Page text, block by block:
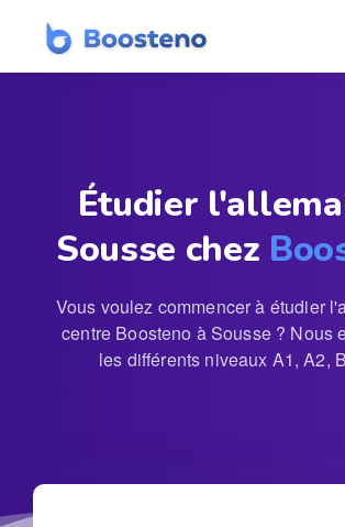
Étudier
Sousse chez
Vous voulez commencer à étudier
centre Boosteno à Sousse ? Nous
les différents niveaux A1, A2,